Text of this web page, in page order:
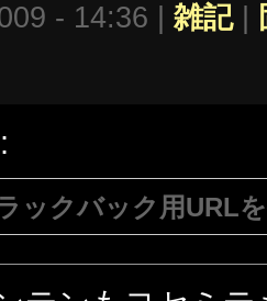
- 14:36 | 雑記|
ックバック用URL